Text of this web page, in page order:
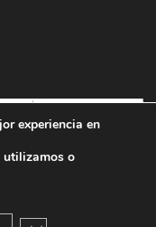
experiencia en
utilizamos o